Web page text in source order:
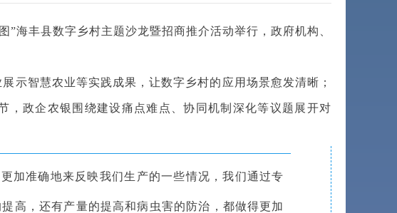
丰县数字乡村主题沙龙暨招商推介活动举行，政府机构、
智慧农业等实践成果，让数字乡村的应用场景愈发清晰；
，政企农银围绕建设痛点难点、协同机制深化等议题展开对
加准确地来反映我们生产的一些情况，我们通过专
高，还有产量的提高和病虫害的防治，都做得更加